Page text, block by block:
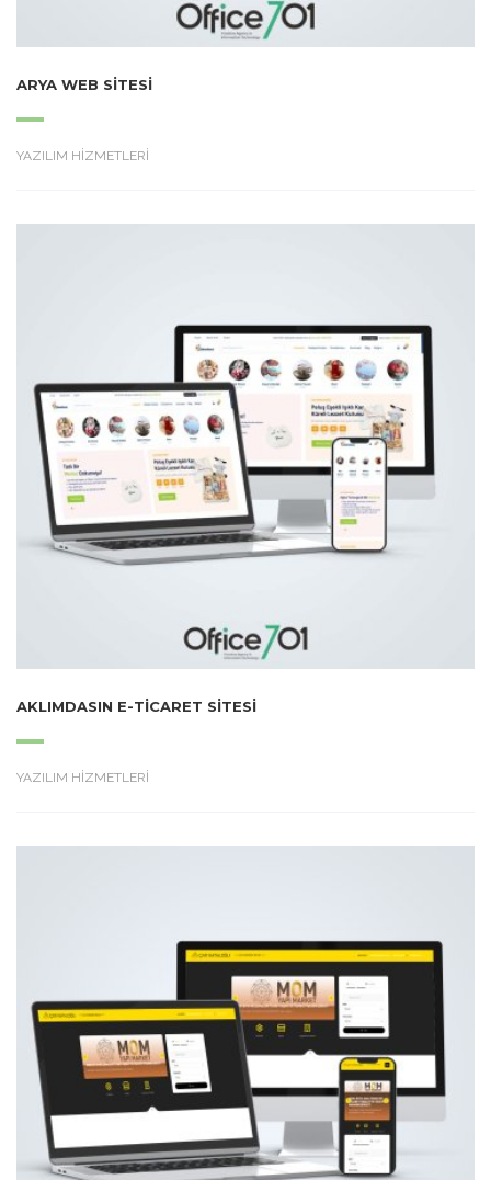
ARYA WEB SITESI
YAZILIM HİZMETLERİ
AKLIMDASIN E-TICARET SITESI
YAZILIM HİZMETLERİ